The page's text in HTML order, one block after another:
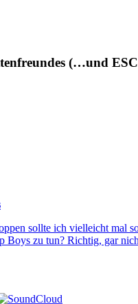
(…und
sollte ich vielleicht mal
Boys zu tun? Richtig, gar